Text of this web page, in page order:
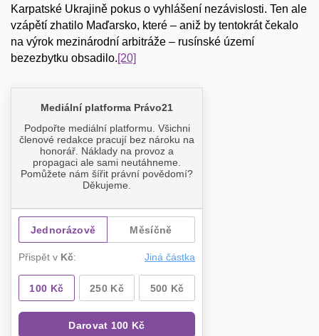
Karpatské Ukrajině pokus o vyhlášení nezávislosti. Ten ale
vzápětí zhatilo Maďarsko, které – aniž by tentokrát čekalo
na výrok mezinárodní arbitráže – rusínské území
bezezbytku obsadilo. [20]